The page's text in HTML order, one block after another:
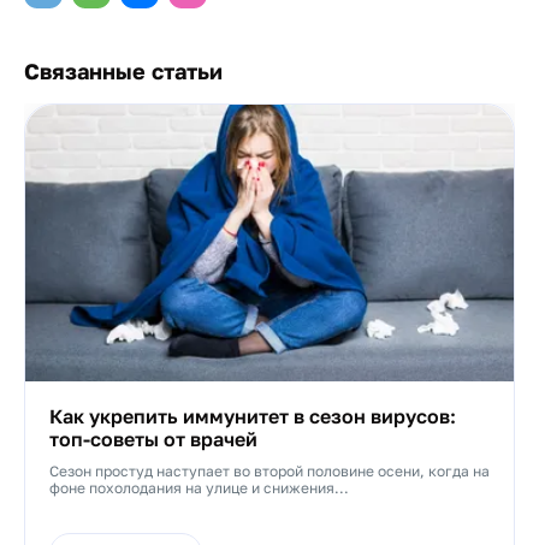
Связанные статьи
Как укрепить иммунитет в сезон вирусов:
топ-советы от врачей
Сезон простуд наступает во второй половине осени, когда на
фоне похолодания на улице и снижения...